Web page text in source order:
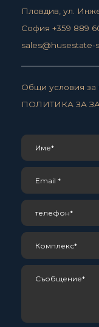
Пловдив, ул.
София +359 889
sales@husestate-
Общи условия за
ПОЛИТИКА ЗА